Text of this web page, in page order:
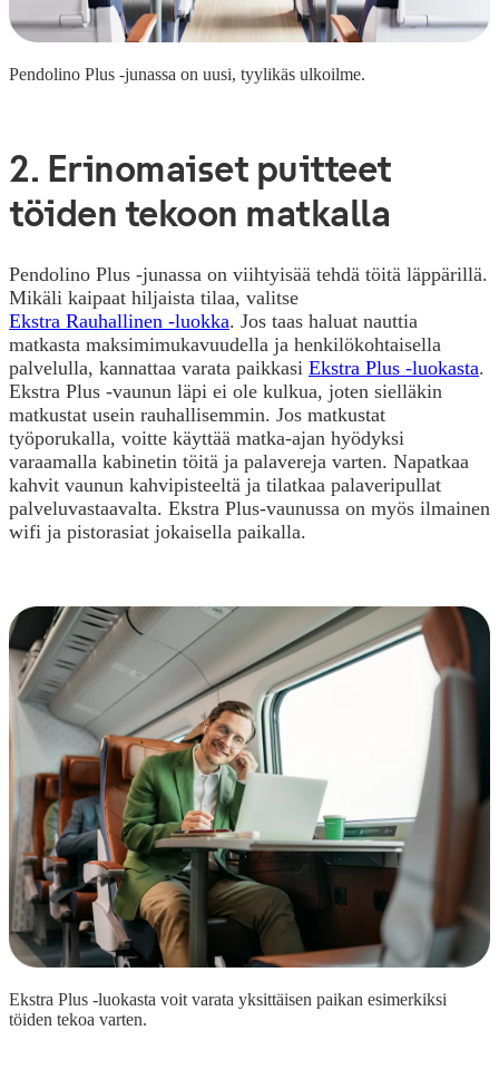
Pendolino Plus -junassa on uusi, tyylikäs ulkoilme.
2. Erinomaiset puitteet
töiden tekoon matkalla
Pendolino Plus -junassa on viihtyisää tehdä töitä läppärillä.
Mikäli kaipaat hiljaista tilaa, valitse
Ekstra Rauhallinen -luokka. Jos taas haluat nauttia
matkasta maksimimukavuudella ja henkilökohtaisella
palvelulla, kannattaa varata paikkasi Ekstra Plus -luokasta.
Ekstra Plus -vaunun läpi ei ole kulkua, joten sielläkin
matkustat usein rauhallisemmin. Jos matkustat
työporukalla, voitte käyttää matka-ajan hyödyksi
varaamalla kabinetin töitä ja palavereja varten. Napatkaa
kahvit vaunun kahvipisteeltä ja tilatkaa palaveripullat
palveluvastaavalta. Ekstra Plus-vaunussa on myös ilmainen
wifi ja pistorasiat jokaisella paikalla.
Ekstra Plus -luokasta voit varata yksittäisen paikan esimerkiksi
töiden tekoa varten.